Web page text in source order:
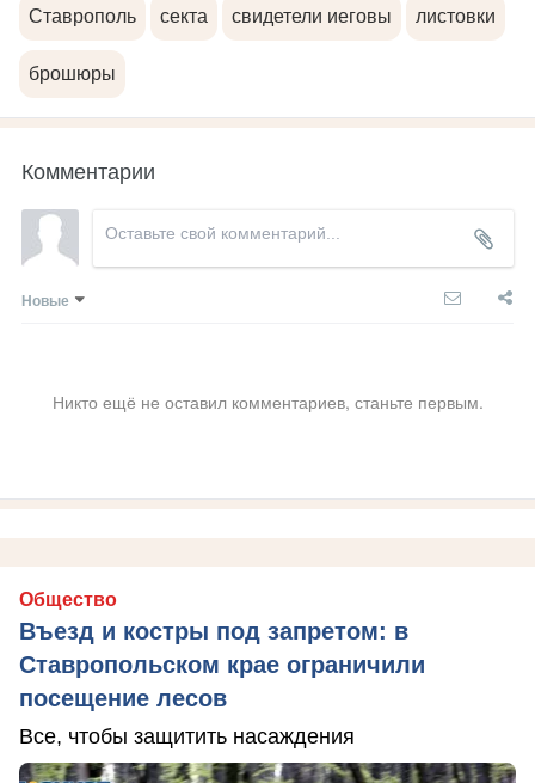
Ставрополь секта свидетели иеговы листовки
брошюры
Комментарии
Новые
Никто ещё не оставил комментариев, станьте первым.
Общество
Въезд и костры под запретом: в
Ставропольском крае ограничили
посещение лесов
Все, чтобы защитить насаждения